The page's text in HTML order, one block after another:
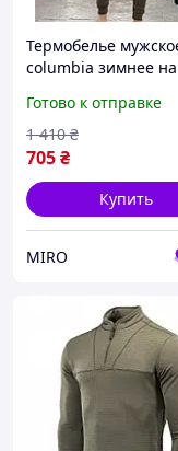
Термобелье
columbia зимнее на
олива в подарок
носки
Готово к отправке
705₴
1 410 ₴
Купить
MIRO